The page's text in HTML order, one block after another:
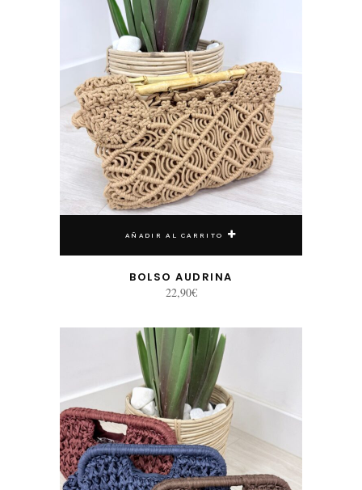
AÑADIR AL CARRITO
BOLSO AUDRINA
22,90€
Este producto tiene múltiples variantes. Las opciones se pueden elegir en la página de producto